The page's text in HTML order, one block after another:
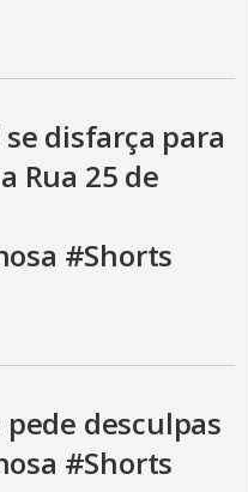
disfarça para
Rua 25 de
#Shorts
desculpas
#Shorts